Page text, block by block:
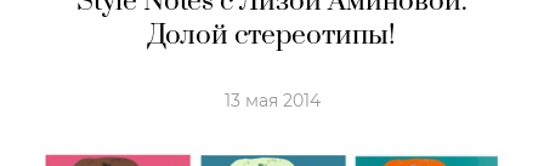
Долой стереотипы!
13 мая 2014